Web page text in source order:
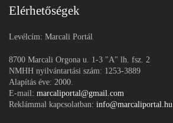
Elérhetőségek
Levélcím: Marcali Portál
8700 Marcali Orgona u. 1-3 "A" lh. fsz. 2
NMHH nyilvántartási szám: 1253-3889
Alapítás éve: 2000.
E-mail: marcaliportal@gmail.com
Reklámmal kapcsolatban: info@marcaliportal.hu